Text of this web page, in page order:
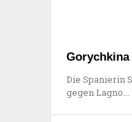
Gorychkina
Die Spanierin
gegen Lagno